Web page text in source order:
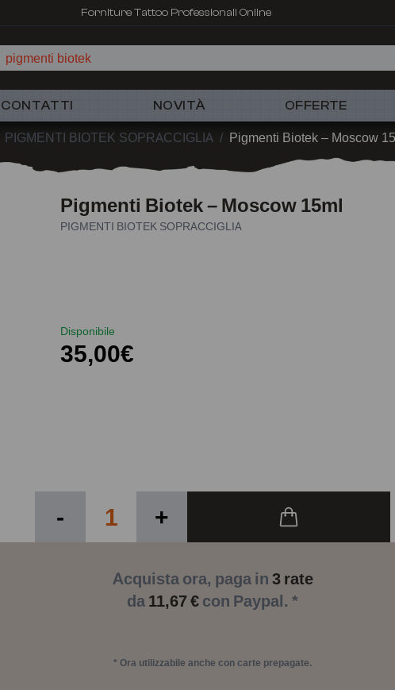
Forniture Tattoo Professionali Online
pigmenti biotek
CONTATTI NOVITÀ OFFERTE
PIGMENTI BIOTEK SOPRACCIGLIA / Pigmenti Biotek – Moscow
Pigmenti Biotek – Moscow 15ml
PIGMENTI BIOTEK SOPRACCIGLIA
Disponibile
35,00€
- +
Acquista ora, paga in 3 rate
da 11,67 € con Paypal. *
* Ora utilizzabile anche con carte prepagate.